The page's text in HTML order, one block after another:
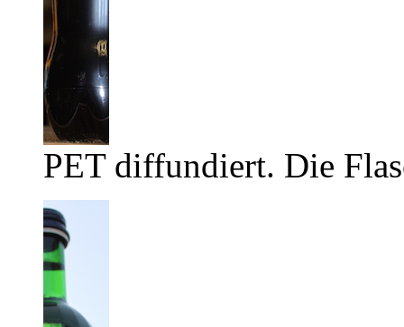
PET diffundiert. Die